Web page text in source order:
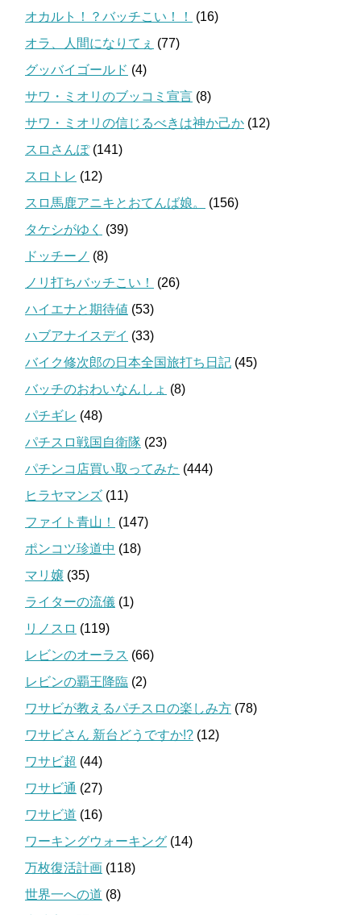
オカルト！？バッチこい！！
(16)
オラ、人間になりてぇ (77)
グッバイゴールド (4)
サワ・ミオリのブッコミ宣言 (8)
サワ・ミオリの信じるべきは神か己か (12)
スロさんぽ(141)
スロトレ (12)
スロ馬鹿アニキとおてんば娘。
(156)
タケシがゆく
(39)
ドッチーノ (8)
ノリ打ちバッチこい！
(26)
ハイエナと期待値 (53)
ハブアナイスデイ (33)
バイク修次郎の日本全国旅打ち日記 (45)
バッチのおわいなんしょ (8)
パチギレ (48)
パチスロ戦国自衛隊 (23)
パチンコ店買い取ってみた (444)
ヒラヤマンズ (11)
ファイト青山！
(147)
ポンコツ珍道中 (18)
マリ嬢 (35)
ライターの流儀 (1)
リノスロ (119)
レビンのオーラス (66)
レビンの覇王降臨 (2)
ワサビが教えるパチスロの楽しみ方 (78)
ワサビさん 新台どうですか!? (12)
ワサビ超 (44)
ワサビ通 (27)
ワサビ道 (16)
ワーキングウォーキング (14)
万枚復活計画 (118)
世界一への道 (8)